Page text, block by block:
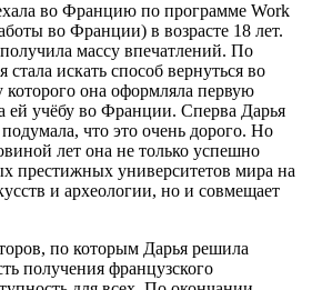
во Францию по программе Work
во Франции) в возрасте 18 лет.
массу впечатлений. По
искать способ вернуться во
она оформляла первую
ей учёбу во Франции. Сперва Дарья
что это очень дорого. Но
лет она не только успешно
престижных университетов мира на
и археологии, но и совмещает
по которым Дарья решила
получения французского